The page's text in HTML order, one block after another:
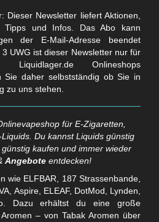
Dieser Newsletter liefert Aktionen,
Tipps und Infos. Das Abo kann
der E-Mail-Adresse beendet
UWG ist dieser Newsletter nur für
Liquidlager.de Onlineshops
Sie daher selbstständig ob Sie in
zu uns stehen.
für E-Zigaretten,
Du kannst Liquids günstig
kaufen und immer wieder
Angebote entdecken!
wie ELFBAR, 187 Strassenbande,
Aspire, ELEAF, DotMod, Lynden,
Dazu erhältst du eine große
– von Tabak Aromen über